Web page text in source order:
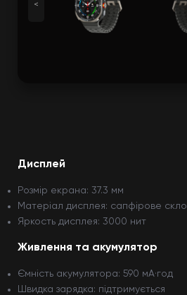
<
Дисплей
Розмір екрана: 37.3 мм
Матеріал дисплея: сапфірове скло
Яркость дисплея: 3000 нит
Живлення та акумулятор
Ємність акумулятора: 590 мА·год
Швидка зарядка: підтримується